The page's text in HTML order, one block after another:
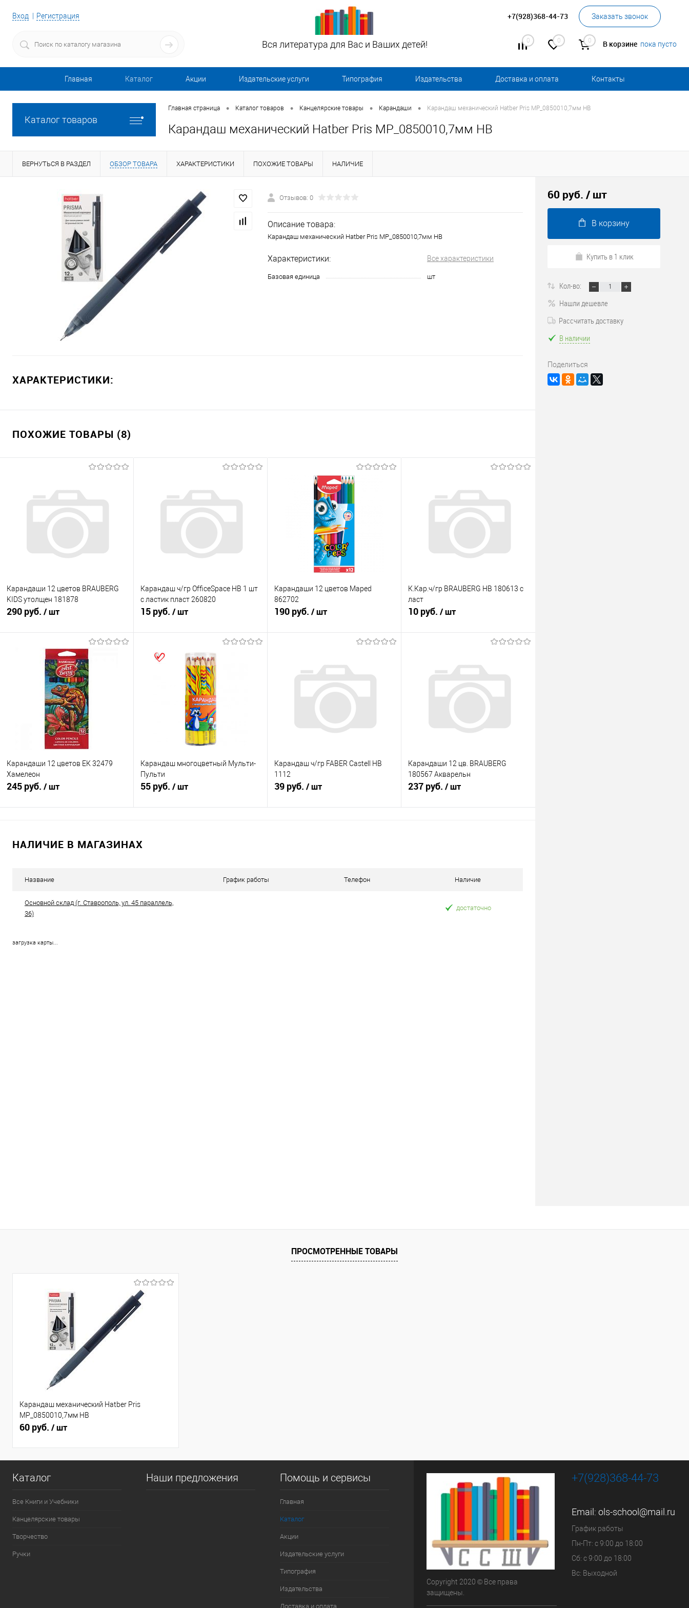
Вход Регистрация +7(928)368-44-73 Заказать звонок
0 0 0 В корзине пока пусто
Вся литература для Вас и Ваших детей!
Главная Каталог Акции Издательские услуги Типография Издательства Доставка и оплата Контакты
Каталог товаров
Главная страница • Каталог товаров • Канцелярские товары • Карандаши • Карандаш механический Hatber Pris MP_0850010,7мм НВ
Карандаш механический Hatber Pris MP_0850010,7мм НВ
ВЕРНУТЬСЯ В РАЗДЕЛ ОБЗОР ТОВАРА ХАРАКТЕРИСТИКИ ПОХОЖИЕ ТОВАРЫ НАЛИЧИЕ
Отзывов: 0
Описание товара:
Карандаш механический Hatber Pris MP_0850010,7мм НВ
Характеристики: Все характеристики
Базовая единица шт
ХАРАКТЕРИСТИКИ:
ПОХОЖИЕ ТОВАРЫ (8)
Карандаши 12 цветов BRAUBERG
KIDS утолщен 181878
290 руб. / шт
В корзину
Купить в 1 клик
К сравнению
В избранное
В наличии
Карандаш ч/гр OfficeSpace НВ 1 шт
с ластик пласт 260820
15 руб. / шт
Купить в 1 клик
В избранное
Карандаши 12 цветов Maped
862702
190 руб. / шт
Купить в 1 клик
К сравнению
В избранное
Недоступно
К.Кар.ч/гр BRAUBERG НВ 180613 с
ласт
10 руб. / шт
Купить в 1 клик
К сравнению
В избранное
Недоступно
Карандаши 12 цветов ЕК 32479
Хамелеон
245 руб. / шт
Купить в 1 клик
К сравнению
Карандаш многоцветный Мульти-
Пульти
55 руб. / шт
Карандаш ч/гр FABER Castell НВ
1112
39 руб. / шт
Карандаши 12 цв. BRAUBERG
180567 Акварельн
237 руб. / шт
НАЛИЧИЕ В МАГАЗИНАХ
Название График работы Телефон Наличие
Основной склад (г. Ставрополь, ул. 45 параллель,
36)
достаточно
загрузка карты...
60 руб. / шт
В корзину
Купить в 1 клик
Кол-во:
Нашли дешевле
Рассчитать доставку
В наличии
Поделиться
ПРОСМОТРЕННЫЕ ТОВАРЫ
Карандаш механический Hatber Pris
MP_0850010,7мм НВ
60 руб. / шт
Каталог
Все Книги и Учебники
Канцелярские товары
Творчество
Ручки
Наши предложения Помощь и сервисы
Главная
Каталог
Акции
Издательские услуги
Типография
Издательства
Доставка и оплата
Copyright 2020 © Все права
защищены.
+7(928)368-44-73
Email: ols-school@mail.ru
График работы
Пн-Пт: с 9:00 до 18:00
Сб: с 9:00 до 18:00
Вс: Выходной